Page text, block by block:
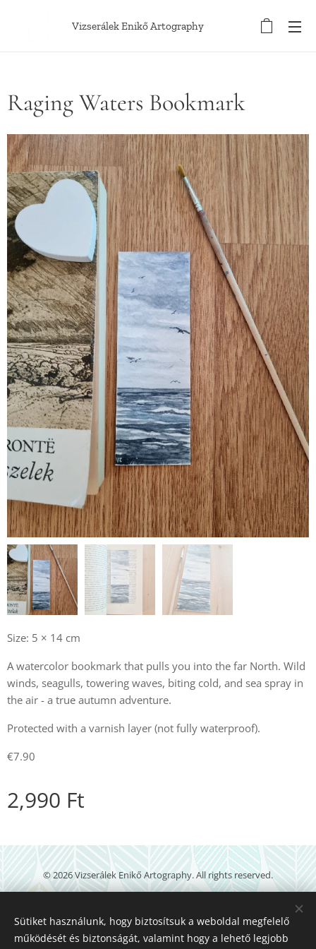
Vizserálek Enikő Artography
Raging Waters Bookmark
Size: 5 × 14 cm
A watercolor bookmark that pulls you into the far North. Wild
winds, seagulls, towering waves, biting cold, and sea spray in
the air - a true autumn adventure.
Protected with a varnish layer (not fully waterproof).
€7.90
2,990 Ft
© 2026 Vizserálek Enikő Artography. All rights reserved.
Powered byWebnode
Sütiket használunk, hogy biztosítsuk a weboldal megfelelő
működését és biztonságát, valamint hogy a lehető legjobb